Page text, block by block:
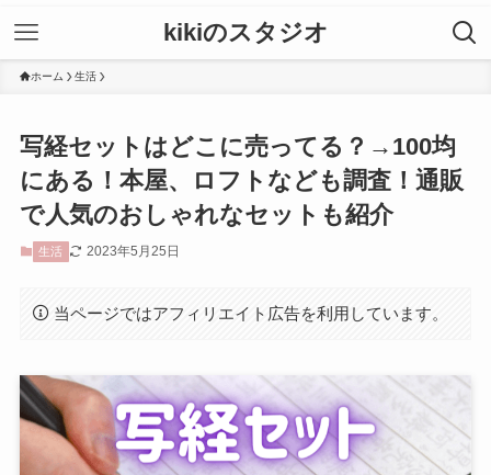
kikiのスタジオ
ホーム 生活
写経セットはどこに売ってる？→100均
にある！本屋、ロフトなども調査！通販
で人気のおしゃれなセットも紹介
生活 2023年5月25日
当ページではアフィリエイト広告を利用しています。